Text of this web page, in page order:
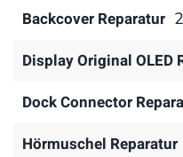
Backcover Reparatur
Display Original OLED
Dock Connector
Hörmuschel Reparatur